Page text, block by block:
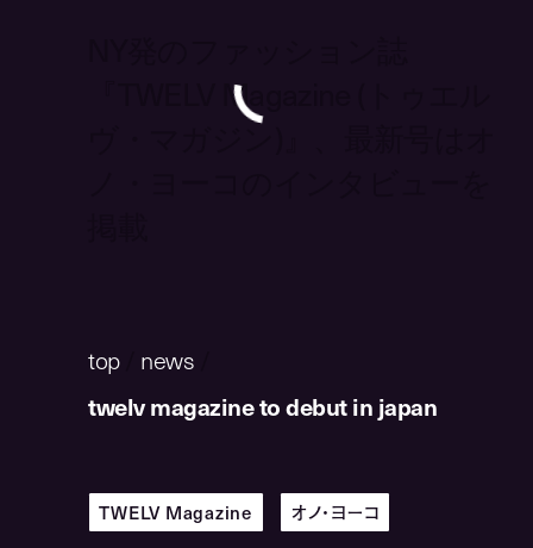
『TWELV Magazine (トゥエル
ヴ・マガジン)』、最新号はオ
top/ news
twelv magazine to debut in japan
TWELV Magazine オノ・ヨーコ